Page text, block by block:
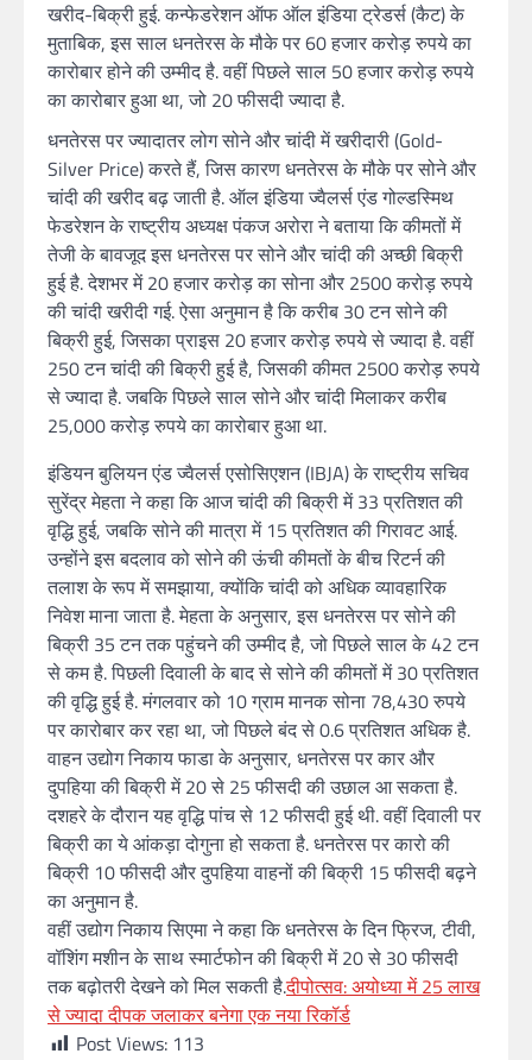
खरीद-बिक्री हुई. कन्फेडरेशन ऑफ ऑल इंडिया ट्रेडर्स (कैट) के
मुताबिक, इस साल धनतेरस के मौके पर 60 हजार करोड़ रुपये का
कारोबार होने की उम्‍मीद है. वहीं पिछले साल 50 हजार करोड़ रुपये
का कारोबार हुआ था, जो 20 फीसदी ज्‍यादा है.
धनतेरस पर ज्‍यादातर लोग सोने और चांदी में खरीदारी (Gold-
Silver Price) करते हैं, जिस कारण धनतेरस के मौके पर सोने और
चांदी की खरीद बढ़ जाती है. ऑल इंडिया ज्वैलर्स एंड गोल्डस्मिथ
फेडरेशन के राष्ट्रीय अध्यक्ष पंकज अरोरा ने बताया कि कीमतों में
तेजी के बावजूद इस धनतेरस पर सोने और चांदी की अच्‍छी बिक्री
हुई है. देशभर में 20 हजार करोड़ का सोना और 2500 करोड़ रुपये
की चांदी खरीदी गई. ऐसा अनुमान है कि करीब 30 टन सोने की
बिक्री हुई, जिसका प्राइस 20 हजार करोड़ रुपये से ज्‍यादा है. वहीं
250 टन चांदी की बिक्री हुई है, जिसकी कीमत 2500 करोड़ रुपये
से ज्‍यादा है. जबकि पिछले साल सोने और चांदी मिलाकर करीब
25,000 करोड़ रुपये का कारोबार हुआ था.
इंडियन बुलियन एंड ज्वैलर्स एसोसिएशन (IBJA) के राष्ट्रीय सचिव
सुरेंद्र मेहता ने कहा कि आज चांदी की बिक्री में 33 प्रतिशत की
वृद्धि हुई, जबकि सोने की मात्रा में 15 प्रतिशत की गिरावट आई.
उन्होंने इस बदलाव को सोने की ऊंची कीमतों के बीच रिटर्न की
तलाश के रूप में समझाया, क्योंकि चांदी को अधिक व्यावहारिक
निवेश माना जाता है. मेहता के अनुसार, इस धनतेरस पर सोने की
बिक्री 35 टन तक पहुंचने की उम्मीद है, जो पिछले साल के 42 टन
से कम है. पिछली दिवाली के बाद से सोने की कीमतों में 30 प्रतिशत
की वृद्धि हुई है. मंगलवार को 10 ग्राम मानक सोना 78,430 रुपये
पर कारोबार कर रहा था, जो पिछले बंद से 0.6 प्रतिशत अधिक है.
वाहन उद्योग निकाय फाडा के अनुसार, धनतेरस पर कार और
दुपहिया की बिक्री में 20 से 25 फीसदी की उछाल आ सकता है.
दशहरे के दौरान यह वृद्धि पांच से 12 फीसदी हुई थी. वहीं दिवाली पर
बिक्री का ये आंकड़ा दोगुना हो सकता है. धनतेरस पर कारो की
बिक्री 10 फीसदी और दुपहिया वाहनों की बिक्री 15 फीसदी बढ़ने
का अनुमान है.
वहीं उद्योग निकाय सिएमा ने कहा कि धनतेरस के दिन फ्रिज, टीवी,
वॉशिंग मशीन के साथ स्मार्टफोन की बिक्री में 20 से 30 फीसदी
तक बढ़ोतरी देखने को मिल सकती है.दीपोत्सव: अयोध्या में 25 लाख
से ज्यादा दीपक जलाकर बनेगा एक नया रिकॉर्ड
Post Views: 113